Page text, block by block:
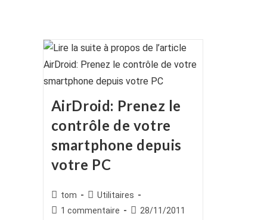
AirDroid: Prenez le
contrôle de votre
smartphone depuis
votre PC
Auteur/autrice
de
tom
Post
category:
Utilitaires
Commentaires
1 commentaire
Publication
28/11/2011